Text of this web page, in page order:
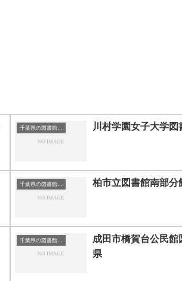
千葉県の図書館｜勉強できる場所 川村学園女子大学図
千葉県の図書館｜勉強できる場所 柏市立図書館南部分
成田市橋賀台公民館
県